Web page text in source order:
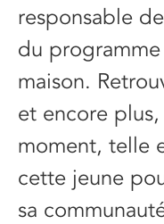
responsable
du
maison.
et encore
moment, telle
cette jeune
sa